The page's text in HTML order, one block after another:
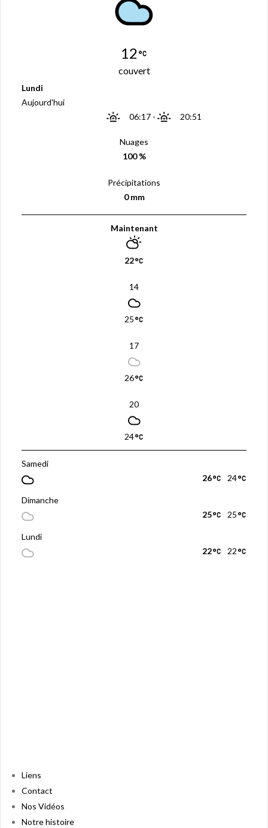
12
couvert
Lundi
Aujourd'hui
06:17- 20:51
Nuages
100 %
Précipitations
0 mm
Maintenant
22
14
25
17
26
20
24
Samedi
24
26
Dimanche
25
25
Lundi
22
22
Liens
Contact
Nos Vidéos
Notre histoire